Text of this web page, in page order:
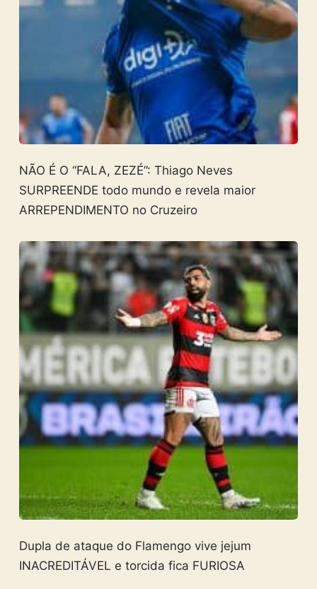
NÃO É O “FALA, ZEZÉ”: Thiago Neves
SURPREENDE todo mundo e revela maior
ARREPENDIMENTO no Cruzeiro
Dupla de ataque do Flamengo vive jejum
INACREDITÁVEL e torcida fica FURIOSA